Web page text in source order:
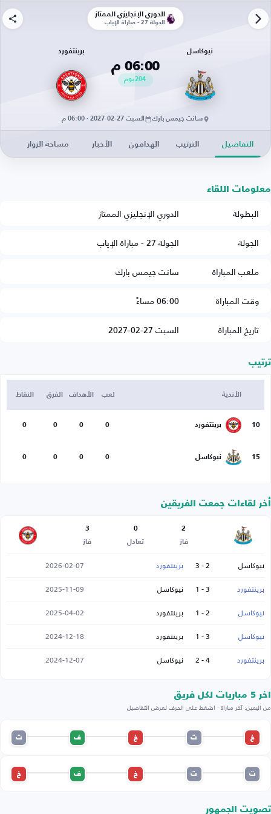
الدوري الإنجليزي الممتاز
الجولة 27 - مباراة الإياب
نيوكاسل
06:00 م
204يوم
برينتفورد
سانت جيمس بارك السبت 27-02-2027 · 06:00 م
التفاصيل الترتيب الهدافون الأخبار مساحة الزوار
معلومات اللقاء
البطولة
الدوري الإنجليزي الممتاز
الجولة
الجولة 27 - مباراة الإياب
ملعب المباراة
سانت جيمس بارك
وقت المباراة
06:00 مساءً
تاريخ المباراة
السبت 27-02-2027
ترتيب
الأندية لعب الأهداف الفرق النقاط
10 برينتفورد 0
0
0
0
15 نيوكاسل 0
0
0
0
أخر لقاءات جمعت الفريقين
2
فاز
0
تعادل
3
فاز
نيوكاسل 2 - 3 برينتفورد
2026-02-07
برينتفورد
3 - 1 نيوكاسل
2025-11-09
نيوكاسل
2 - 1 برينتفورد
2025-04-02
نيوكاسل
3 - 1 برينتفورد
2024-12-18
برينتفورد
4 - 2 نيوكاسل 2024-12-07
اخر 5 مباريات لكل فريق
من اليمين: آخر مباراة · اضغط على الحرف لعرض التفاصيل
خ ت خ ف ت
ت ت خ ف خ
تصويت الجمهور